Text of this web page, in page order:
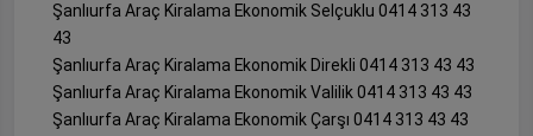
Şanlıurfa Araç Kiralama Ekonomik Selçuklu 0414 313 43
43
Şanlıurfa Araç Kiralama Ekonomik Direkli 0414 313 43 43
Şanlıurfa Araç Kiralama Ekonomik Valilik 0414 313 43 43
Şanlıurfa Araç Kiralama Ekonomik Çarşı 0414 313 43 43